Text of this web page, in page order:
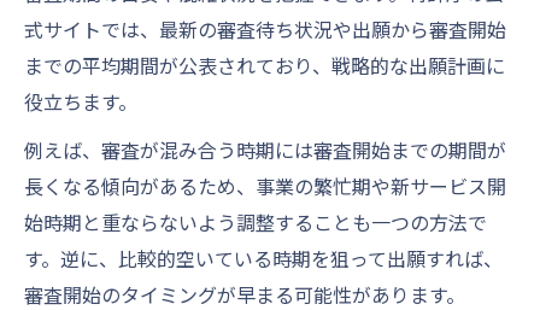
スムーズな権利取得に向けた商標審査対策
商標審査対策でスムーズな権利取得を実現
する方法
商標登録までの期間短縮に役立つ注意点ま
とめ
商標審査待ちを防ぐための事前準備と対応
策
式サイトでは、最新の審査待ち状況や出願から審査開始
までの平均期間が公表されており、戦略的な出願計画に
役立ちます。
例えば、審査が混み合う時期には審査開始までの期間が
長くなる傾向があるため、事業の繁忙期や新サービス開
始時期と重ならないよう調整することも一つの方法で
す。逆に、比較的空いている時期を狙って出願すれば、
審査開始のタイミングが早まる可能性があります。